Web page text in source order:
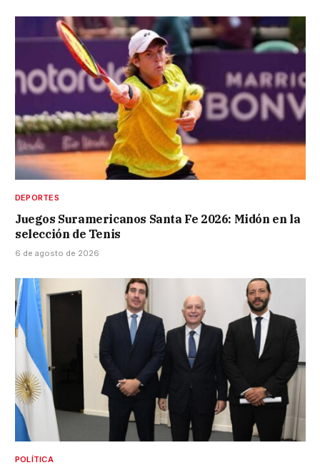
DEPORTES
Juegos Suramericanos Santa Fe 2026: Midón en la
selección de Tenis
6 de agosto de 2026
POLÍTICA